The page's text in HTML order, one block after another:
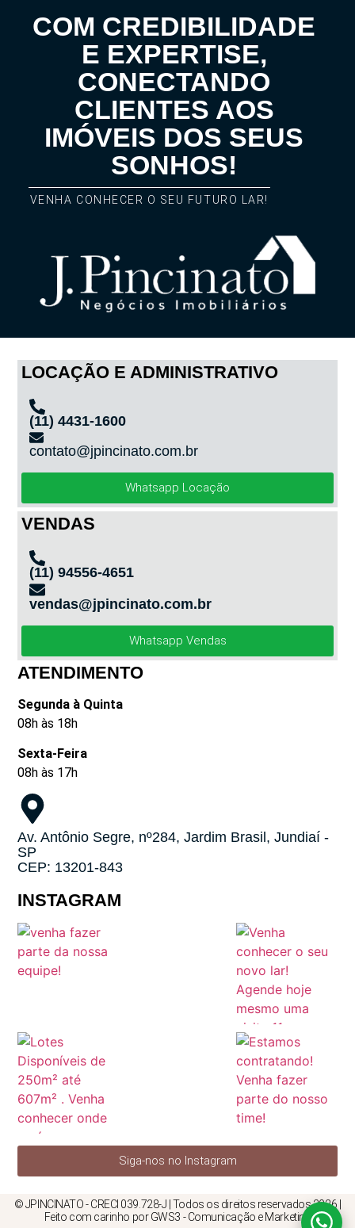
COM CREDIBILIDADE
E EXPERTISE,
CONECTANDO
CLIENTES AOS
IMÓVEIS DOS SEUS
SONHOS!
VENHA CONHECER O SEU FUTURO LAR!
LOCAÇÃO E ADMINISTRATIVO
(11) 4431-1600
contato@jpincinato.com.br
Whatsapp Locação
VENDAS
(11) 94556-4651
vendas@jpincinato.com.br
Whatsapp Vendas
ATENDIMENTO
Segunda à Quinta
08h às 18h
Sexta-Feira
08h às 17h
Av. Antônio Segre, nº284, Jardim Brasil, Jundiaí -
SP
CEP: 13201-843
INSTAGRAM
Siga-nos no Instagram
© JPINCINATO - CRECI 039.728-J | Todos os direitos reservados 2026 |
Feito com carinho por GWS3 - Comunicação e Marketing